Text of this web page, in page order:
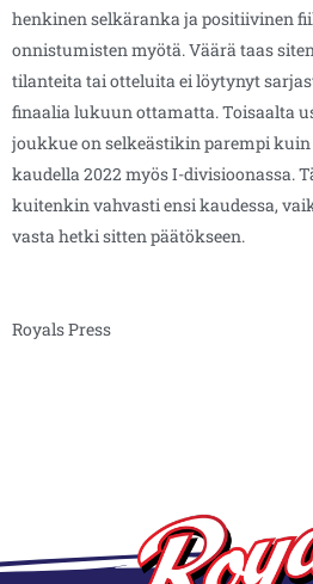
henkinen selkäranka ja positiivinen
onnistumisten myötä. Väärä taas
tilanteita tai otteluita ei löytynyt
finaalia lukuun ottamatta. Toisaalta
joukkue on selkeästikin parempi
kaudella 2022 myös I-divisioonassa.
kuitenkin vahvasti ensi kaudessa,
vasta hetki sitten päätökseen.
Royals Press